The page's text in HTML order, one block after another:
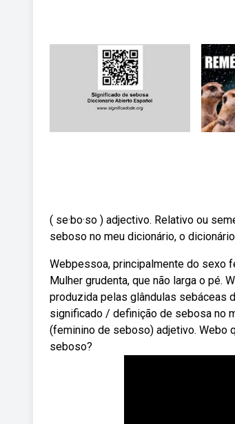
( se·bo·so ) adjectivo. Relativo ou
seboso no meu dicionário, o
Webpessoa, principalmente do sexo
Mulher grudenta, que não larga o pé.
produzida pelas glândulas sebáceas
significado / definição de sebosa no
(feminino de seboso) adjetivo. Webo
seboso?